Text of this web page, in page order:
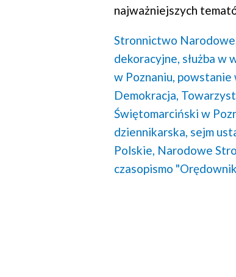
najważniejszych
Stronnictwo Narodowe,
dekoracyjne, służba w
w Poznaniu, powstanie
Demokracja,
Świętomarciński w
dziennikarska, sejm
Polskie, Narodowe
czasopismo